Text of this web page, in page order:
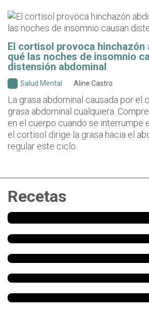
El cortisol provoca hinchazón
qué las noches de insomnio
distensión abdominal
Salud Mental Aline Castro
La grasa abdominal causada por el
grasa abdominal cualquiera.
en el cuerpo cuando se interrumpe
el cortisol dirige la grasa hacia el
regular este ciclo.
Recetas